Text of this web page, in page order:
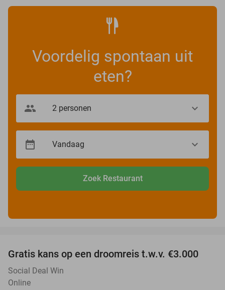
Voordelig spontaan uit
eten?
Zoek Restaurant
Gratis kans op een droomreis t.w.v. €3.000
Social Deal Win
Online